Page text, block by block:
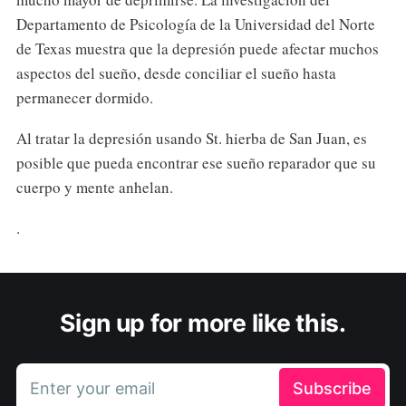
Departamento de Psicología de la Universidad del Norte
de Texas muestra que la depresión puede afectar muchos
aspectos del sueño, desde conciliar el sueño hasta
permanecer dormido.
Al tratar la depresión usando St. hierba de San Juan, es
posible que pueda encontrar ese sueño reparador que su
cuerpo y mente anhelan.
.
Sign up for more like this.
Enter your email Subscribe